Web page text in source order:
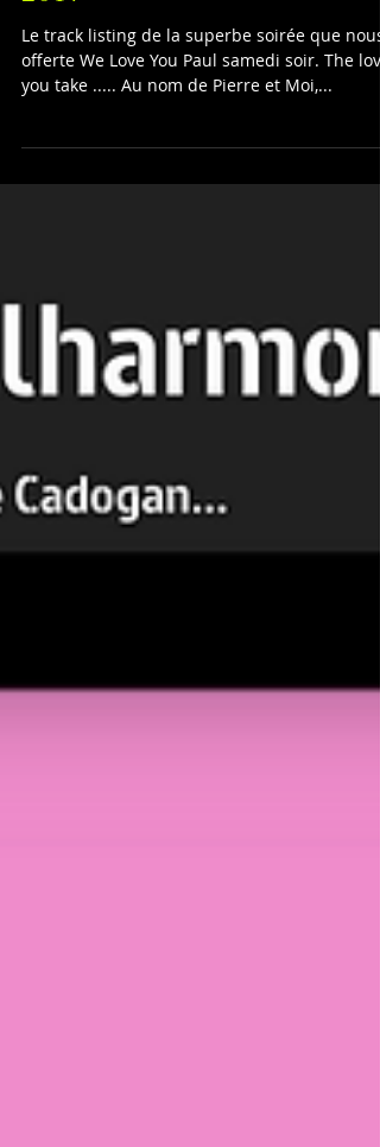
2017
Le track listing de la superbe soirée que nous
you take ..... Au nom de Pierre et Moi,...